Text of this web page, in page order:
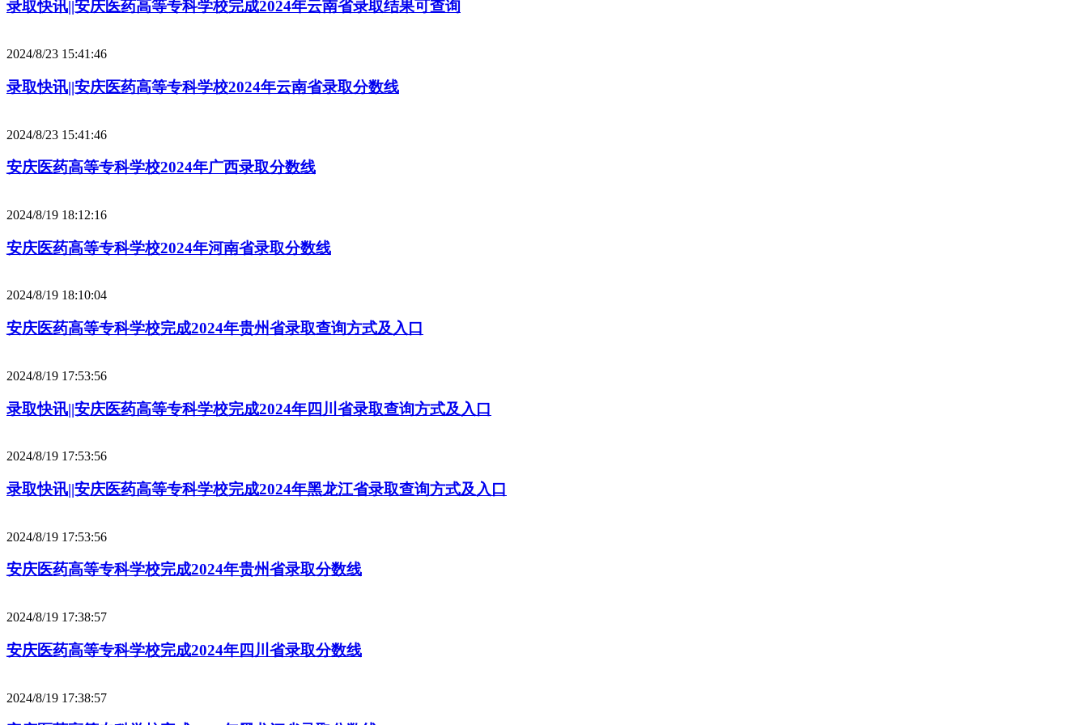
录取快讯||安庆医药高等专科学校完成2024年云南省录取结果可查询
2024/8/23 15:41:46
录取快讯||安庆医药高等专科学校2024年云南省录取分数线
2024/8/23 15:41:46
安庆医药高等专科学校2024年广西录取分数线
2024/8/19 18:12:16
安庆医药高等专科学校2024年河南省录取分数线
2024/8/19 18:10:04
安庆医药高等专科学校完成2024年贵州省录取查询方式及入口
2024/8/19 17:53:56
录取快讯||安庆医药高等专科学校完成2024年四川省录取查询方式及入口
2024/8/19 17:53:56
录取快讯||安庆医药高等专科学校完成2024年黑龙江省录取查询方式及入口
2024/8/19 17:53:56
安庆医药高等专科学校完成2024年贵州省录取分数线
2024/8/19 17:38:57
安庆医药高等专科学校完成2024年四川省录取分数线
2024/8/19 17:38:57